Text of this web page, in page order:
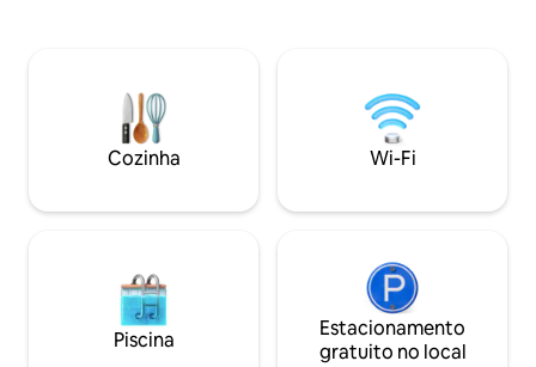
comodidades modernas. Cadeiras de
praia e guarda-sóis estão disponíveis
para os hóspedes relaxarem e
aproveitarem o sol.
bem-vindo
Cozinha Wi-Fi
Piscina
Estacionamento
gratuito no local